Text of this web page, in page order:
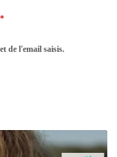
*
de l'email saisis.